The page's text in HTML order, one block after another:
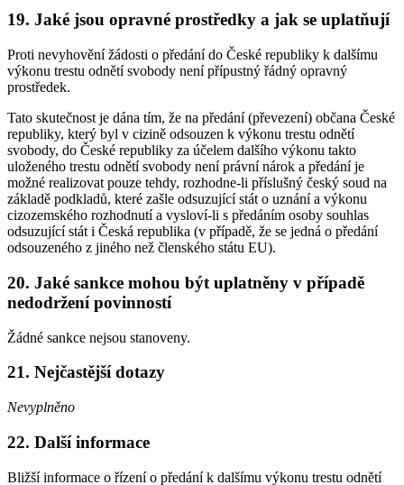
19. Jaké jsou opravné prostředky a jak se uplatňují
Proti nevyhovění žádosti o předání do České republiky k dalšímu
výkonu trestu odnětí svobody není přípustný řádný opravný
prostředek.
Tato skutečnost je dána tím, že na předání (převezení) občana České
republiky, který byl v cizině odsouzen k výkonu trestu odnětí
svobody, do České republiky za účelem dalšího výkonu takto
uloženého trestu odnětí svobody není právní nárok a předání je
možné realizovat pouze tehdy, rozhodne-li příslušný český soud na
základě podkladů, které zašle odsuzující stát o uznání a výkonu
cizozemského rozhodnutí a vysloví-li s předáním osoby souhlas
odsuzující stát i Česká republika (v případě, že se jedná o předání
odsouzeného z jiného než členského státu EU).
20. Jaké sankce mohou být uplatněny v případě
nedodržení povinností
Žádné sankce nejsou stanoveny.
21. Nejčastější dotazy
Nevyplněno
22. Další informace
Bližší informace o řízení o předání k dalšímu výkonu trestu odnětí